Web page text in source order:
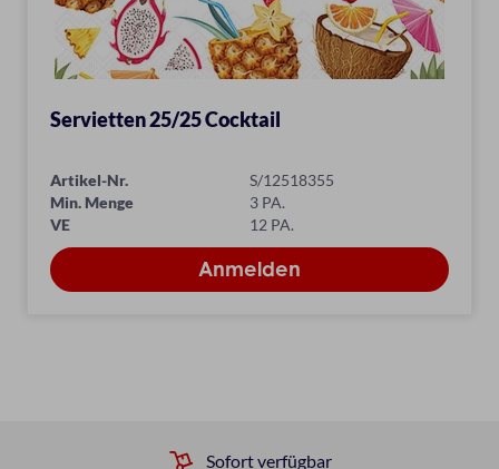
Servietten 25/25 Cocktail
Artikel-Nr.
S/12518355
Min. Menge
3 PA.
VE
12 PA.
Sofort verfügbar